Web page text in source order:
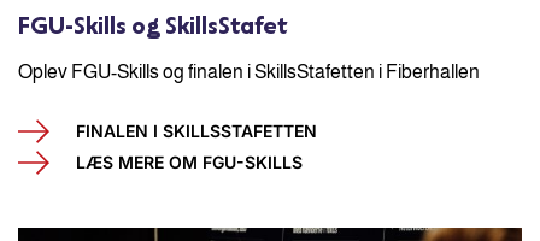
FGU-Skills og SkillsStafet
Oplev FGU-Skills og finalen i SkillsStafetten i Fiberhallen
FINALEN I SKILLSSTAFETTEN
LÆS MERE OM FGU-SKILLS